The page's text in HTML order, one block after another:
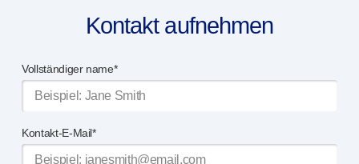
Kontakt aufnehmen
Vollständiger name*
Kontakt-E-Mail*